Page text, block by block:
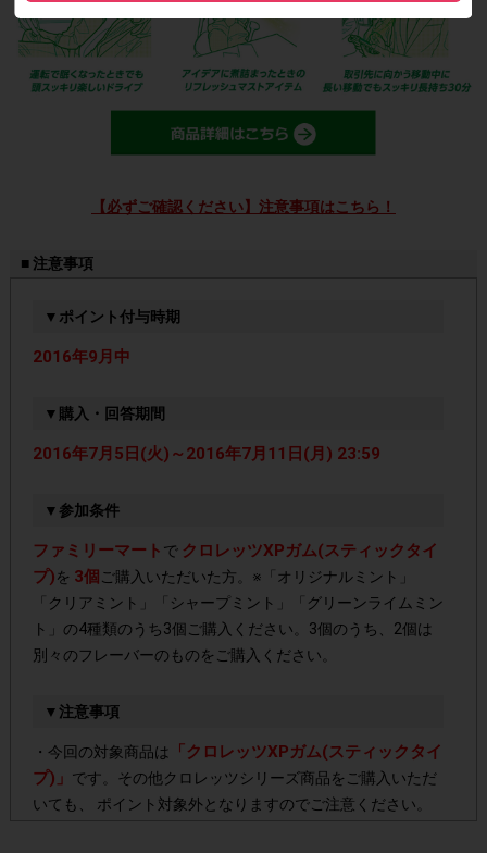
【必ずご確認ください】注意事項はこちら！
■ 注意事項
▼ポイント付与時期
2016年9月中
▼購入・回答期間
2016年7月5日(火)～2016年7月11日(月) 23:59
▼参加条件
ファミリーマート で クロレッツXPガム(スティックタイ
プ)を 3個 ご購入いただいた方。※「オリジナルミント」
「クリアミント」「シャープミント」「グリーンライムミン
ト」の4種類のうち3個ご購入ください。3個のうち、2個は
別々のフレーバーのものをご購入ください。
▼注意事項
・今回の対象商品は
「クロレッツXPガム(スティックタイ
プ)」 です。その他クロレッツシリーズ商品をご購入いただ
いても、 ポイント対象外となりますのでご注意ください。